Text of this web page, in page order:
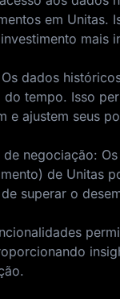
em Unitas.
mais
dados
tempo. Isso
e ajustem seus
negociação:
de Unitas
superar o